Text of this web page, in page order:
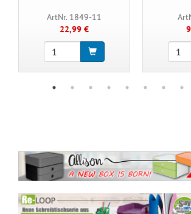
ArtNr. 1849-11
22,99 €